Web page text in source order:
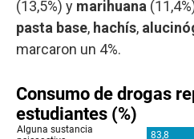
(13,5%) y marihuana
pasta base, hachís,
marcaron un 4%.